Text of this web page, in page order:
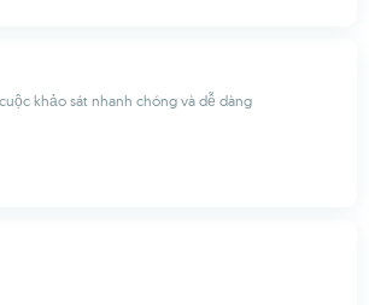
khảo sát nhanh chóng và dễ dàng